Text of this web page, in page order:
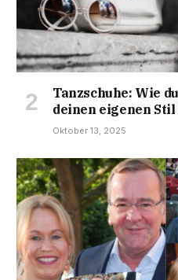
Tanzschuhe: Wie
deinen eigenen
Oktober 13, 2025